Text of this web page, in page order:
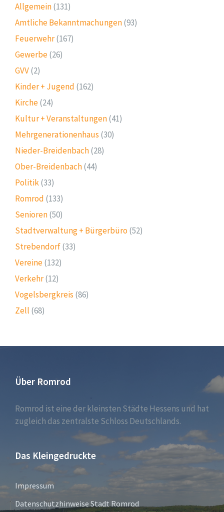
Allgemein(131)
Amtliche Bekanntmachungen(93)
Feuerwehr(167)
Gewerbe(26)
GVV(2)
Kinder + Jugend (162)
Kirche(24)
Kultur + Veranstaltungen(41)
Mehrgenerationenhaus (30)
Nieder-Breidenbach(28)
Ober-Breidenbach(44)
Politik(33)
Romrod (133)
Senioren(50)
Stadtverwaltung + Bürgerbüro (52)
Strebendorf(33)
Vereine(132)
Verkehr(12)
Vogelsbergkreis (86)
Zell (68)
Über Romrod
Romrod ist eine der kleinsten Städte Hessens und hat
zugleich das zentralste Schloss Deutschlands.
Das Kleingedruckte
Impressum
Datenschutzhinweise Stadt Romrod